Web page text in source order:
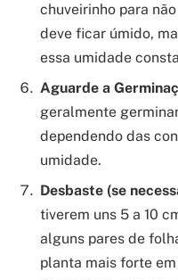
chuveirinho para
deve ficar úmido,
essa umidade
Aguarde a
geralmente
dependendo das
umidade.
Desbaste (se
tiverem uns 5 a 10
alguns pares de
planta mais forte